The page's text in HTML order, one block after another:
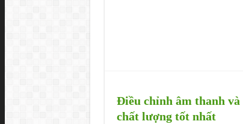
Điều chỉnh âm thanh và
chất lượng tốt nhất